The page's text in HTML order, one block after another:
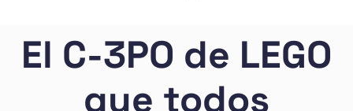
Star
WarsEl C-3PO de LEGO
que todos